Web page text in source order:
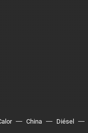
China Diésel